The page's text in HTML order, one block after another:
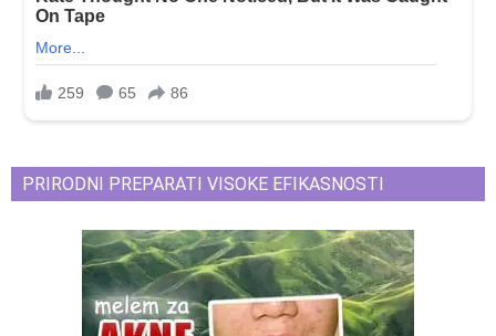
PRIRODNI PREPARATI VISOKE EFIKASNOSTI